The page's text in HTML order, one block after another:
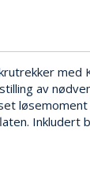
med
av
Inkludert